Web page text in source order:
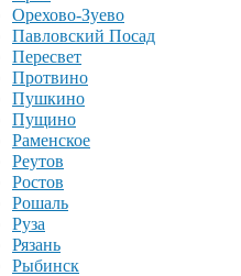
Орехово-Зуево
Павловский Посад
Пересвет
Протвино
Пушкино
Пущино
Раменское
Реутов
Ростов
Рошаль
Руза
Рязань
Рыбинск